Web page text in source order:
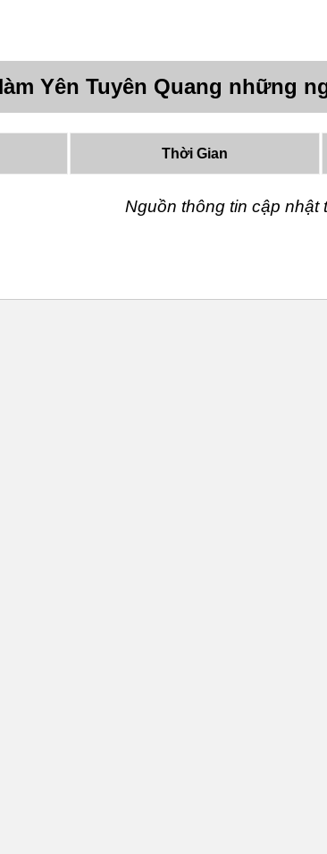
Yên Tuyên Quang những
Thời Gian
Nguồn thông tin cập nhật